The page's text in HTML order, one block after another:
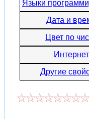
Языки
Дата и
Цвет по
Интернет
Другие